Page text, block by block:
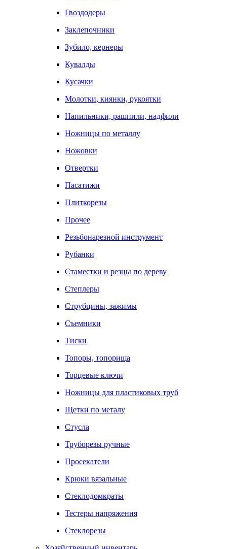
Гвоздодеры
Заклепочники
Зубило, кернеры
Кувалды
Кусачки
Молотки, киянки, рукоятки
Напильники, рашпили, надфили
Ножницы по металлу
Ножовки
Отвертки
Пасатижи
Плиткорезы
Прочее
Резьбонарезной инструмент
Рубанки
Стаместки и резцы по дереву
Степлеры
Струбцины, зажимы
Съемники
Тиски
Топоры, топорища
Торцевые ключи
Ножницы для пластиковых труб
Щетки по металу
Стусла
Труборезы ручные
Просекатели
Крюки вязальные
Стеклодомкраты
Тестеры напряжения
Стеклорезы